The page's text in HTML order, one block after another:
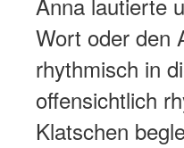
Wort oder den
rhythmisch in
offensichtlich
Klatschen